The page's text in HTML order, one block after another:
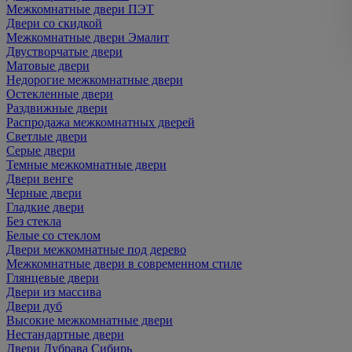
Межкомнатные двери ПЭТ
Двери со скидкой
Межкомнатные двери Эмалит
Двустворчатые двери
Матовые двери
Недорогие межкомнатные двери
Остекленные двери
Раздвижные двери
Распродажа межкомнатных дверей
Светлые двери
Серые двери
Темные межкомнатные двери
Двери венге
Черные двери
Гладкие двери
Без стекла
Белые со стеклом
Двери межкомнатные под дерево
Межкомнатные двери в современном стиле
Глянцевые двери
Двери из массива
Двери дуб
Высокие межкомнатные двери
Нестандартные двери
Двери Дубрава Сибирь